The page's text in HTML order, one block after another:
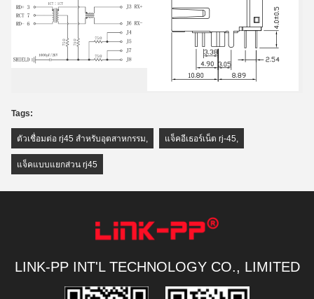
Tags:
ตัวเชื่อมต่อ rj45 สำหรับอุตสาหกรรม, แจ็คอีเธอร์เน็ต rj-45,
แจ็คแบบแยกส่วน rj45
LINK-PP INT'L TECHNOLOGY CO., LIMITED